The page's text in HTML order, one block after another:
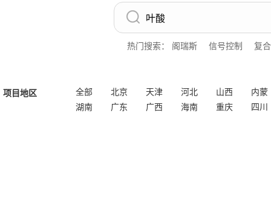
热门搜索： 阁瑞斯 信号控制 复
项目地区 全部 北京 天津 河北 山西
内蒙
湖南
广东 广西 海南 重庆 四川